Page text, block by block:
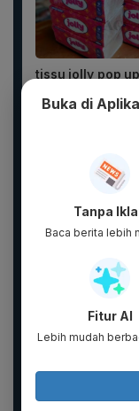
tissu jolly pop
Botol Gelas
Lucu Vacuum
Stainless
Buka di
Tanpa
Baca berita lebih
Fitur AI
Lebih mudah